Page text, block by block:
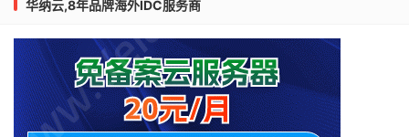
华纳云,8年品牌海外IDC服务商